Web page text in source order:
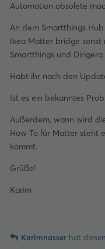
Automation obsolete
An dem Smartthings
Ikea Matter bridge sonst
Smartthings und
Habt ihr nach den
Ist es ein bekanntes
Außerdem, wann wird
How To für Matter steht
kommt.
Grüße!
Karim
Karimnasser hat